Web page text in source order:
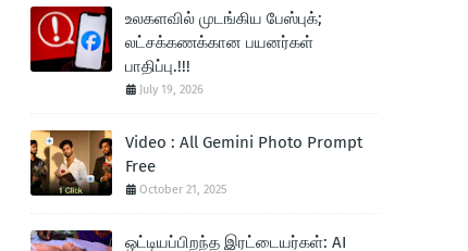
உலகளவில் முடங்கிய பேஸ்புக்;
லட்சக்கணக்கான பயனர்கள்
பாதிப்பு.!!!
July 19, 2026
Video : All Gemini Photo Prompt
Free
October 21, 2025
ஒட்டியப்பிறந்த இரட்டையர்கள்: AI